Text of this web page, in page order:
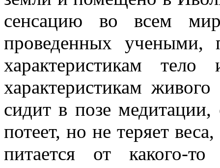
сенсацию во всем
проведенных учеными,
характеристикам
характеристикам
сидит в позе
потеет, но не теряет
питается от какого-